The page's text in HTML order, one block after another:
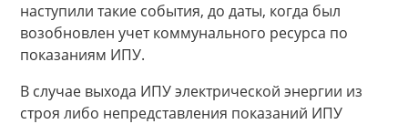
наступили такие события, до даты, когда был
возобновлен учет коммунального ресурса по
показаниям ИПУ.
В случае выхода ИПУ электрической энергии из
строя либо непредставления показаний ИПУ